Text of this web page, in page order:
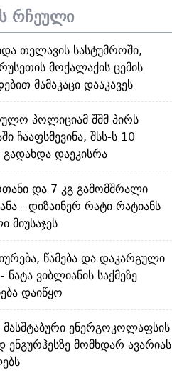
რჩეული
თელავის სასტუმროში,
მოქალაქის ცემის
მამაკაცი დააკავეს
პოლიციამ შშმ პირს
ჩააფსმევინა, შსს-ს 10
გადახდა დაეკისრა
და 7 კგ გამომშრალი
- დიზაინერ რატი რატიანს
მიუსაჯეს
წამება და დაკარგული
ნატა ვიბლიანის საქმეზე
დაიწყო
მასშტაბური ენერგოკოლაფსის
ენგურჰესზე მომხდარ ავარიას